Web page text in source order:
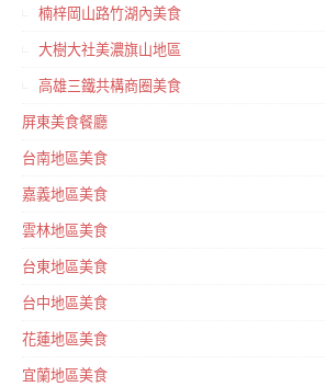
楠梓岡山路竹湖內美食
大樹大社美濃旗山地區
高雄三鐵共構商圈美食
屏東美食餐廳
台南地區美食
嘉義地區美食
雲林地區美食
台東地區美食
台中地區美食
花蓮地區美食
宜蘭地區美食